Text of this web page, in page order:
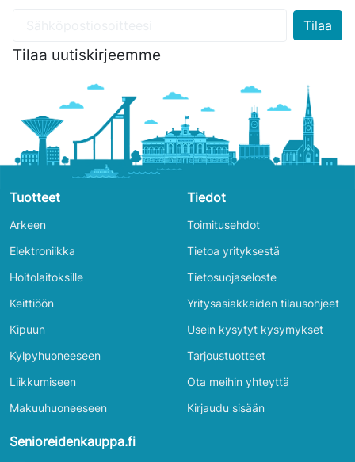
Tilaa uutiskirjeemme
Tuotteet
Arkeen
Elektroniikka
Hoitolaitoksille
Keittiöön
Kipuun
Kylpyhuoneeseen
Liikkumiseen
Makuuhuoneeseen
Tiedot
Toimitusehdot
Tietoa yrityksestä
Tietosuojaseloste
Yritysasiakkaiden tilausohjeet
Usein kysytyt kysymykset
Tarjoustuotteet
Ota meihin yhteyttä
Kirjaudu sisään
Senioreidenkauppa.fi